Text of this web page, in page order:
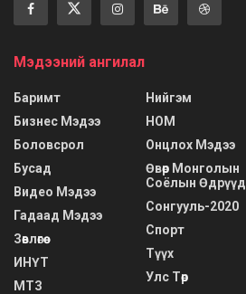
Мэдээний ангилал
Баримт
Бизнес Мэдээ
Боловсрол
Бусад
Видео Мэдээ
Гадаад Мэдээ
Зөвлөгөө
ИНҮТ
МТЗ
Нийгэм
НОМ
Онцлох Мэдээ
Өвөр Монголын
Соёлын Өдрүүд
Сонгууль-2020
Спорт
Түүх
Улс Төр